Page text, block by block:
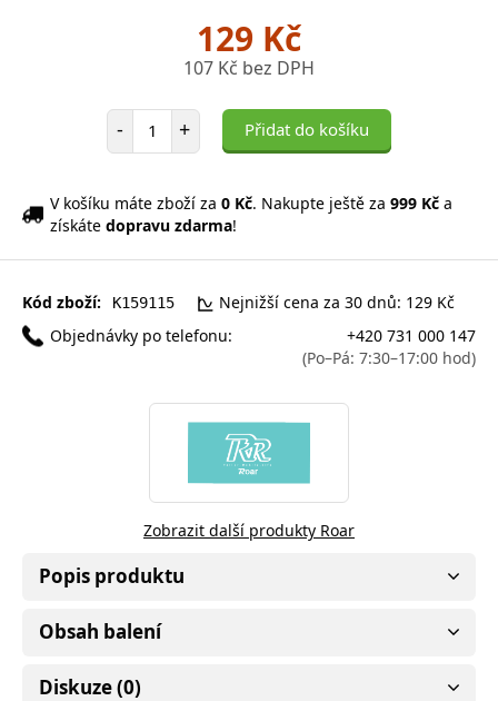
129 Kč
107 Kč bez DPH
- Počet položek
+ Přidat do košíku
V košíku máte zboží za 0 Kč. Nakupte ještě za 999 Kč a
získáte dopravu zdarma!
Kód zboží: K159115
Nejnižší cena za 30 dnů: 129 Kč
Objednávky po telefonu:
+420 731 000 147
(Po–Pá: 7:30–17:00 hod)
Zobrazit další produkty Roar
Popis produktu
Obsah balení
Diskuze (0)